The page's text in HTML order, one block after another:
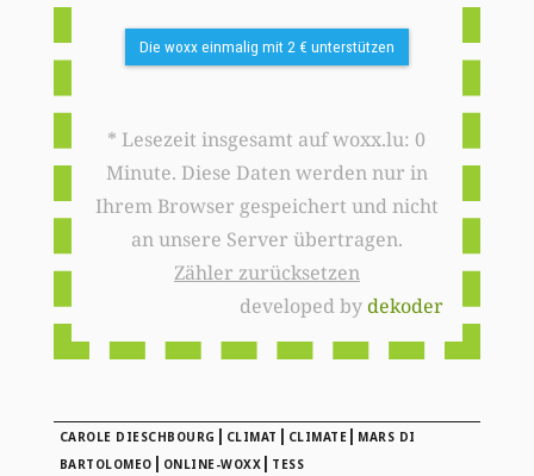
Die woxx einmalig mit 2 € unterstützen
* Lesezeit insgesamt auf woxx.lu: 0
Minute. Diese Daten werden nur in
Ihrem Browser gespeichert und nicht
an unsere Server übertragen.
Zähler zurücksetzen
developed bydekoder
CAROLE DIESCHBOURG | CLIMAT | CLIMATE | MARS DI
BARTOLOMEO | ONLINE-WOXX | TESS